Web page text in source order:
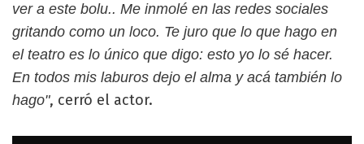
ver a este bolu.. Me inmolé en las redes sociales
gritando como un loco. Te juro que lo que hago en
el teatro es lo único que digo: esto yo lo sé hacer.
En todos mis laburos dejo el alma y acá también lo
hago", cerró el actor.